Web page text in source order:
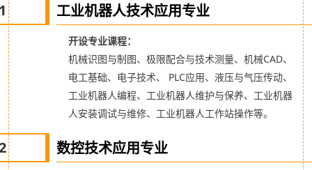
工业机器人技术应用专业
开设专业课程：
机械识图与制图、极限配合与技术测量、机械CAD、
电工基础、电子技术、 PLC应用、液压与气压传动、
工业机器人编程、工业机器人维护与保养、工业机器
人安装调试与维修、工业机器人工作站操作等。
数控技术应用专业